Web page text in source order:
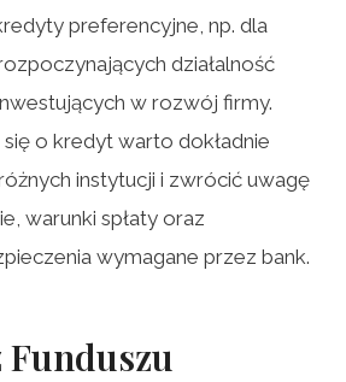
preferencyjne, np. dla
działalność
w rozwój firmy.
o kredyt warto dokładnie
instytucji i zwrócić uwagę
warunki spłaty oraz
wymagane przez bank.
Funduszu